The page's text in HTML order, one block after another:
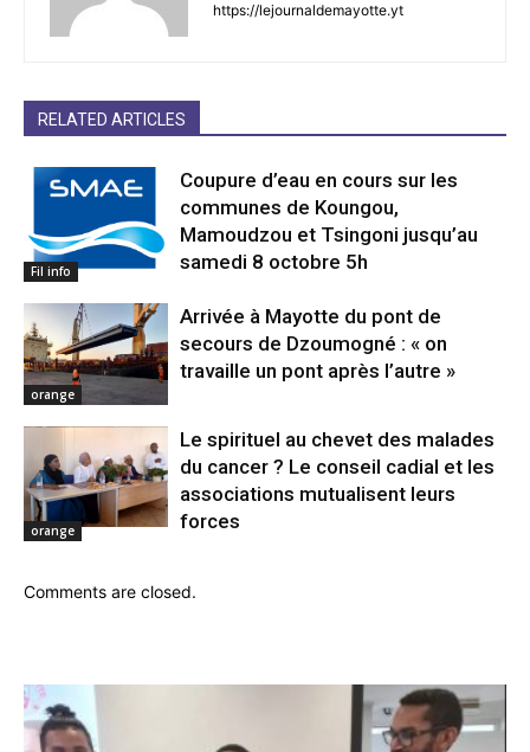
https://lejournaldemayotte.yt
RELATED ARTICLES
Fil info
Coupure d’eau en cours sur les
communes de Koungou,
Mamoudzou et Tsingoni jusqu’au
samedi 8 octobre 5h
orange
Arrivée à Mayotte du pont de
secours de Dzoumogné : « on
travaille un pont après l’autre »
orange
Le spirituel au chevet des malades
du cancer ? Le conseil cadial et les
associations mutualisent leurs
forces
Comments are closed.